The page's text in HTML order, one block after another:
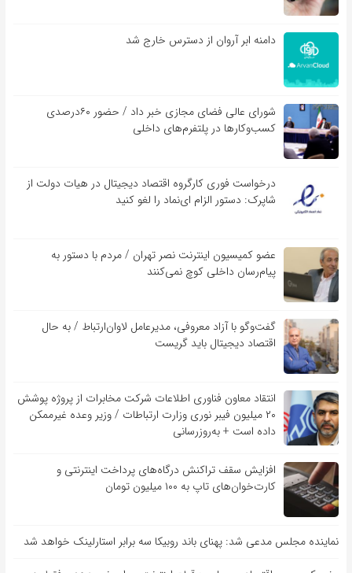
دامنه ابر آروان از دسترس خارج شد
شورای عالی فضای مجازی خبر داد / حضور ۶۰درصدی
کسب‌و‌کارها در پلتفرم‌های داخلی
درخواست فوری کارگروه اقتصاد دیجیتال در هیات دولت از
شاپرک: دستور الزام ای‌نماد را لغو کنید
عضو کمیسیون اینترنت نصر تهران / مردم با دستور به
پیام‌رسان داخلی کوچ نمی‌کنند
گفت‌و‌گو با آزاد معروفی، مدیرعامل لاوان‌ارتباط / به حال
اقتصاد دیجیتال باید گریست
انتقاد معاون فناوری اطلاعات شرکت مخابرات از پروژه پوشش
۲۰ میلیون فیبر نوری وزارت ارتباطات / وزیر وعده غیرممکن
داده است + به‌روزرسانی
افزایش سقف تراکنش درگاه‌های پرداخت اینترنتی و
کارت‌خوان‌های تاپ به ۱۰۰ میلیون تومان
نماینده مجلس مدعی شد: پهنای باند روبیکا سه برابر استارلینک خواهد شد